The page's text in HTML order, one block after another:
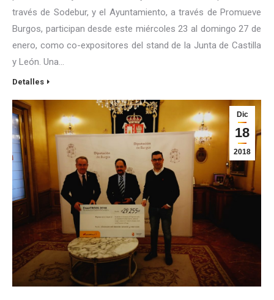
través de Sodebur, y el Ayuntamiento, a través de Promueve
Burgos, participan desde este miércoles 23 al domingo 27 de
enero, como co-expositores del stand de la Junta de Castilla
y León. Una…
Detalles
Dic
18
2018